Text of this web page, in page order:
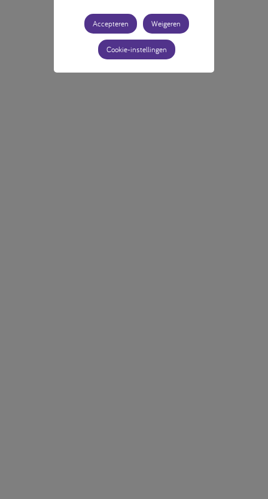
Accepteren Weigeren
Cookie-instellingen